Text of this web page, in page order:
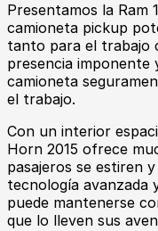
Presentamos la Ram
camioneta pickup
tanto para el trabajo
presencia imponente
camioneta
el trabajo.
Con un interior
Horn 2015 ofrece
pasajeros se estiren
tecnología avanzada
puede mantenerse
que lo lleven sus